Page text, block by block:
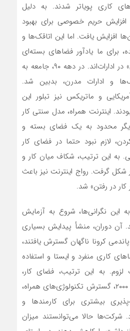
کاری پویاتر شدند. به دلیل
افزایش حریم خصوصی برای بهبود
افزایش یافت. اما این اتاقک‌‌‌ها و
برای ما یادآور فضاهای بسته‌‌‌ای
هستند که نماد «بیگاری» در ادارات‌اند. در دهه ۹۰، جامعه به
و ادارات مدرن، بدبین شد.
و ماتریکس نیز تبلور این
اینترنت همراه، مدل سنتی کار
محدود به یک فضای بسته و
لازم نبود حتما در فضای کار
به این ترتیب، شکاف میان کار و
شکل گرفت. رواج اینترنت نیز باعث
کار در رفتن» شد.
این نگرانی‌ها، شروع به آزمایش
آن دوران، منشأ پیدایش بسیاری
کرونا ناگهان گسترش یافتند،
کاری منفرد و ایستا و استفاده
به این ترتیب، فضای کار،
انعطاف‌‌‌پذیر شد.‌‌‌ در دهه ۲۰۰۰، گسترش تکنولوژی‌‌‌های همراه،
بیشتری برای کارمندها و
شرکت‌ها حالا می‌توانستند میزان